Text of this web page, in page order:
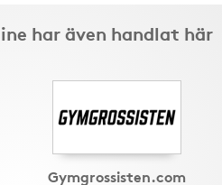
har även handlat här
Gymgrossisten.com